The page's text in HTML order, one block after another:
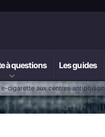
à questions Les guides
cigarette aux centres antipoison